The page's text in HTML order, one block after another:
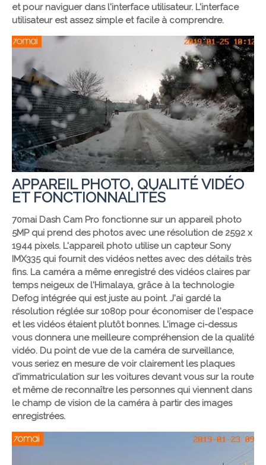
et pour naviguer dans l'interface utilisateur. L'interface
utilisateur est assez simple et facile à comprendre.
APPAREIL PHOTO, QUALITÉ VIDÉO
ET FONCTIONNALITÉS
70mai Dash Cam Pro fonctionne sur un appareil photo
5MP qui prend des photos avec une résolution de 2592 x
1944 pixels. L'appareil photo utilise un capteur Sony
IMX335 qui fournit des vidéos nettes avec des détails très
fins. La caméra a même enregistré des vidéos claires par
temps neigeux de l'Himalaya, grâce à la technologie
Defog intégrée qui est juste au point. J'ai gardé la
résolution réglée sur 1080p pour économiser de l'espace
et les vidéos étaient plutôt bonnes. L'image ci-dessus
vous donnera une meilleure compréhension de la qualité
vidéo. Du point de vue de la caméra de surveillance,
vous seriez en mesure de voir clairement les plaques
d'immatriculation sur les voitures devant vous sur la route
et même de reconnaître les personnes qui viennent dans
le champ de vision de la caméra à partir des images
enregistrées.